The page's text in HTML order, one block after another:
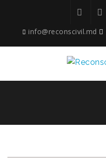
info@reconscivil.md